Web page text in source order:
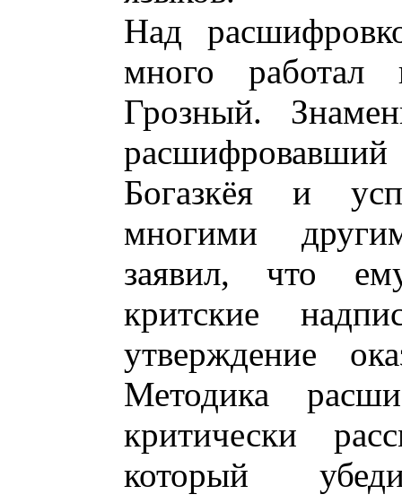
Над
много
Грозный.
Богазкёя и
многими
заявил, что
критские
утверждение
Методика
критически
который